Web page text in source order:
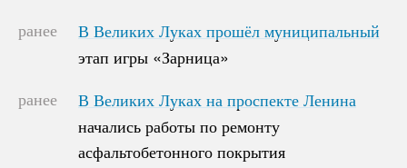
ранее
В Великих Луках прошёл муниципальный
этап игры «Зарница»
В Великих Луках прошёл муниципальный
этап игры «Зарница»
ранее
В Великих Луках на проспекте Ленина
начались работы по ремонту
асфальтобетонного покрытия
В Великих Луках на проспекте Ленина
начались работы по ремонту
асфальтобетонного покрытия